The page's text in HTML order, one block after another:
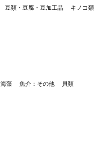
豆類・豆腐・豆加工品
キノコ類
海藻 魚介：その他 貝類